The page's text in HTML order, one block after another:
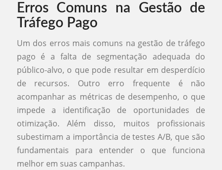
Erros Comuns na Gestão de
Tráfego Pago
Um dos erros mais comuns na gestão de tráfego
pago é a falta de segmentação adequada do
público-alvo, o que pode resultar em desperdício
de recursos. Outro erro frequente é não
acompanhar as métricas de desempenho, o que
impede a identificação de oportunidades de
otimização. Além disso, muitos profissionais
subestimam a importância de testes A/B, que são
fundamentais para entender o que funciona
melhor em suas campanhas.